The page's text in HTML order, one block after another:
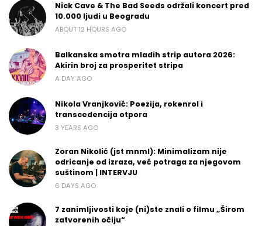
Nick Cave & The Bad Seeds održali koncert pred
10.000 ljudi u Beogradu
ABOUT 12 HOURS AGO
Balkanska smotra mladih strip autora 2026:
Akirin broj za prosperitet stripa
A DAY AGO
Nikola Vranjković: Poezija, rokenrol i
transcedencija otpora
3 YEARS AGO
Zoran Nikolić (jst mnml): Minimalizam nije
odricanje od izraza, već potraga za njegovom
suštinom | INTERVJU
6 DAYS AGO
7 zanimljivosti koje (ni)ste znali o filmu „Širom
zatvorenih očiju“